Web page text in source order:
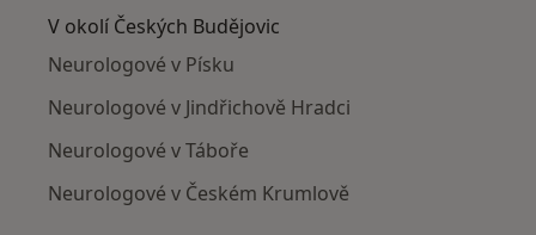
V okolí Českých Budějovic
Neurologové v Písku
Neurologové v Jindřichově Hradci
Neurologové v Táboře
Neurologové v Českém Krumlově